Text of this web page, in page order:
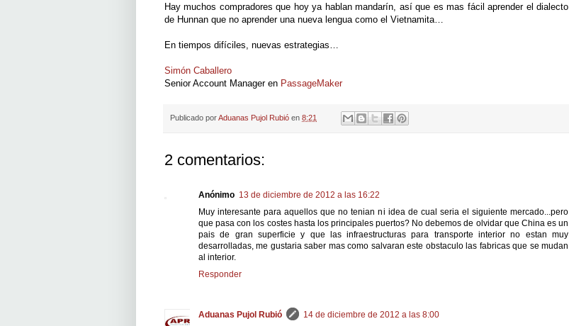
Hay muchos compradores que hoy ya hablan mandarín, así que es mas fácil aprender el dialecto
de Hunnan que no aprender una nueva lengua como el Vietnamita…
En tiempos difíciles, nuevas estrategias…
Simón Caballero
Senior Account Manager en PassageMaker
Publicado porAduanas Pujol Rubió en 8:21
2 comentarios:
Anónimo 13 de diciembre de 2012 a las 16:22
Muy interesante para aquellos que no tenian ni idea de cual seria el siguiente mercado...pero
que pasa con los costes hasta los principales puertos? No debemos de olvidar que China es un
pais de gran superficie y que las infraestructuras para transporte interior no estan muy
desarrolladas, me gustaria saber mas como salvaran este obstaculo las fabricas que se mudan
al interior.
Responder
Aduanas Pujol Rubió
14 de diciembre de 2012 a las 8:00